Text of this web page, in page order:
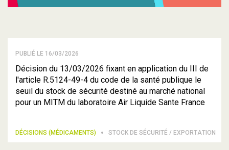
PUBLIÉ LE 16/03/2026
Décision du 13/03/2026 fixant en application du III de
l'article R.5124-49-4 du code de la santé publique le
seuil du stock de sécurité destiné au marché national
pour un MITM du laboratoire Air Liquide Sante France
DÉCISIONS (MÉDICAMENTS) STOCK DE SÉCURITÉ / EXPORTATION